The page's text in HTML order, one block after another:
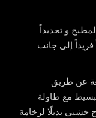
و تحديداً
إلى جانب
عن طريق
مع طاولة
خشبي بديلًا لرخامة